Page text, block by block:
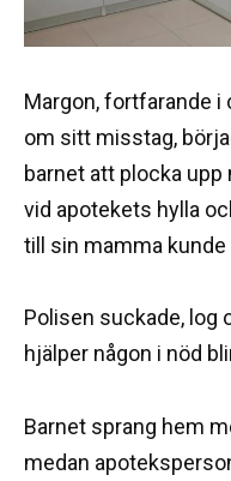
Margon, fortfarande
om sitt misstag,
barnet att plocka upp
vid apotekets hylla
till sin mamma
Polisen suckade, log
hjälper någon i nöd
Barnet sprang hem
medan